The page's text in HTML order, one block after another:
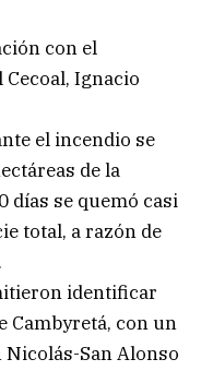
con el
Ignacio
el incendio se
de la
días se quemó casi
total, a razón de
identificar
Cambyretá, con un
Nicolás-San Alonso